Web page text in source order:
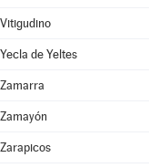
Vitigudino
Yecla de Yeltes
Zamarra
Zamayón
Zarapicos